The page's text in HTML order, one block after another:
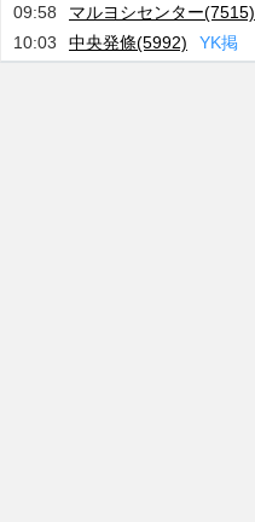
09:58
マルヨシセンター(7515)
10:03
中央発條(5992) YK掲